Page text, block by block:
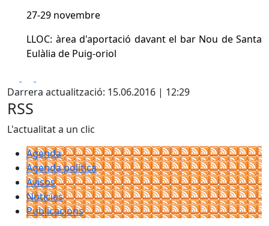
27-29 novembre
LLOC: àrea d'aportació davant el bar Nou de Santa
Eulàlia de Puig-oriol
Darrera actualització: 15.06.2016 | 12:29
RSS
L'actualitat a un clic
Agenda
Agenda política
Avisos
Notícies
Publicacions